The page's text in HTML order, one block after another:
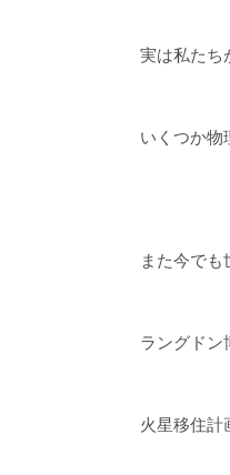
実は私たち
いくつか物
また今でも
ラングドン
火星移住計